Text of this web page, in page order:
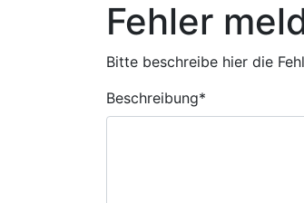
Fehler
Bitte beschreibe hier die
Beschreibung*